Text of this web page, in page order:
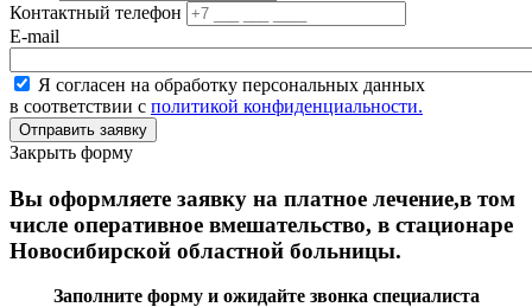
Контактный телефон
E-mail
Я согласен на обработку персональных данных
в соответствии с политикой конфиденциальности.
Закрыть форму
Вы оформляете заявку на платное лечение,в том
числе оперативное вмешательство, в стационаре
Новосибирской областной больницы.
Заполните форму и ожидайте звонка специалиста